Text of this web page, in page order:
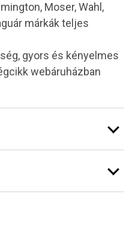
Moser, Wahl,
márkák teljes
gyors és kényelmes
webáruházban